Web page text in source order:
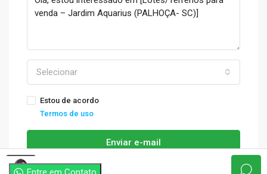
Selecionar
Estou de acordo
Termos de uso
Enviar e-mail
thayse